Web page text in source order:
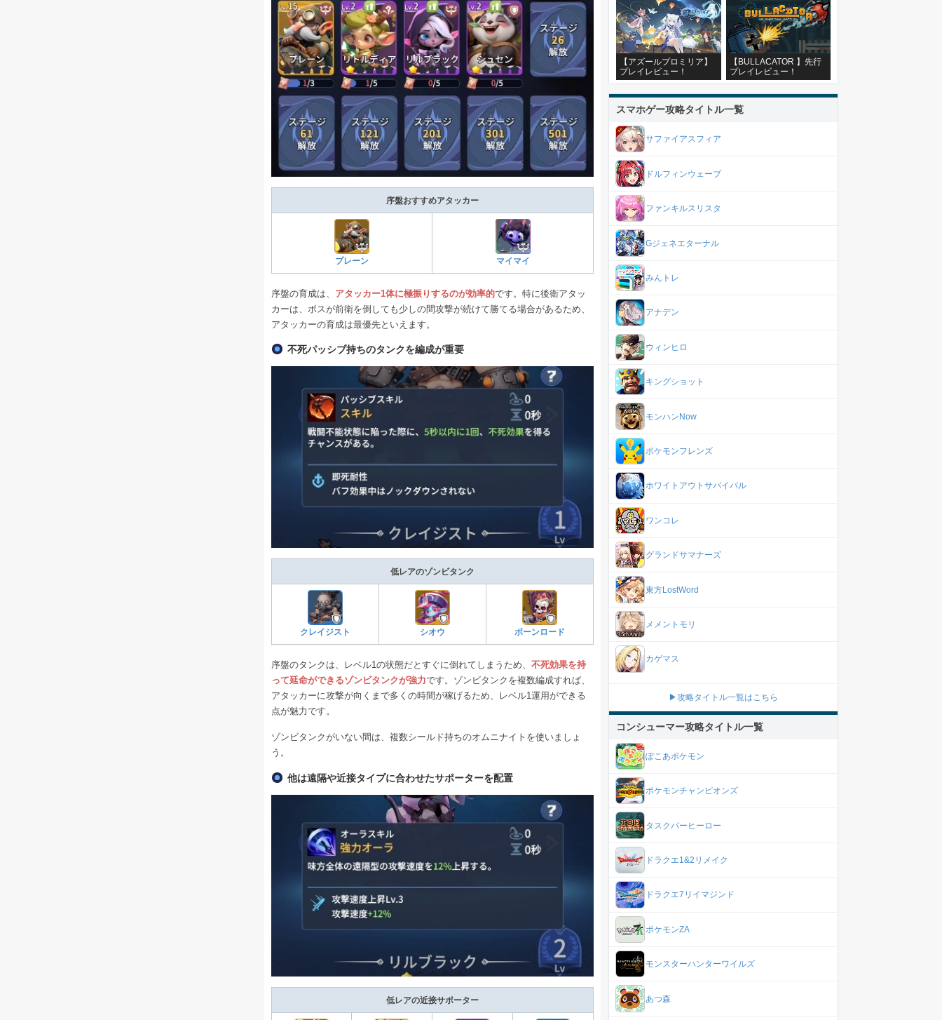
序盤おすすめアタッカー
プレーン マイマイ
序盤の育成は、 アタッカー1体に極振りするのが効率的です。特に後衛アタッ
カーは、ボスが前衛を倒しても少しの間攻撃が続けて勝てる場合があるため、
アタッカーの育成は最優先といえます。
不死パッシブ持ちのタンクを編成が重要
低レアのゾンビタンク
クレイジスト シオウ ボーンロード
序盤のタンクは、レベル1の状態だとすぐに倒れてしまうため、 不死効果を持
って延命ができるゾンビタンクが強力です。ゾンビタンクを複数編成すれば、
アタッカーに攻撃が向くまで多くの時間が稼げるため、レベル1運用ができる
点が魅力です。
ゾンビタンクがいない間は、複数シールド持ちのオムニナイトを使いましょ
う。
他は遠隔や近接タイプに合わせたサポーターを配置
低レアの近接サポーター
【アズールプロミリア】
プレイレビュー！
【BULLACATOR 】先行
プレイレビュー！
スマホゲー攻略タイトル一覧
サファイアスフィア
ドルフィンウェーブ
ファンキルスリスタ
Gジェネエターナル
みんトレ
アナデン
ウィンヒロ
キングショット
モンハンNow
ポケモンフレンズ
ホワイトアウトサバイバル
ワンコレ
グランドサマナーズ
東方LostWord
メメントモリ
カゲマス
▶攻略タイトル一覧はこちら
コンシューマー攻略タイトル一覧
ぽこあポケモン
ポケモンチャンピオンズ
タスクバーヒーロー
ドラクエ1&2リメイク
ドラクエ7リイマジンド
ポケモンZA
モンスターハンターワイルズ
あつ森